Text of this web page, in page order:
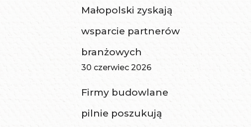
Małopolski zyskają
wsparcie partnerów
branżowych
30 czerwiec 2026
Firmy budowlane
pilnie poszukują